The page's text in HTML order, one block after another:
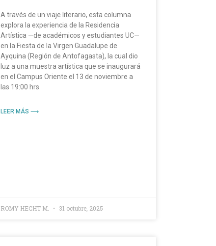
A través de un viaje literario, esta columna
explora la experiencia de la Residencia
Artística —de académicos y estudiantes UC—
en la Fiesta de la Virgen Guadalupe de
Ayquina (Región de Antofagasta), la cual dio
luz a una muestra artística que se inaugurará
en el Campus Oriente el 13 de noviembre a
las 19:00 hrs.
LEER MÁS ⟶
ROMY HECHT M. 31 octubre, 2025